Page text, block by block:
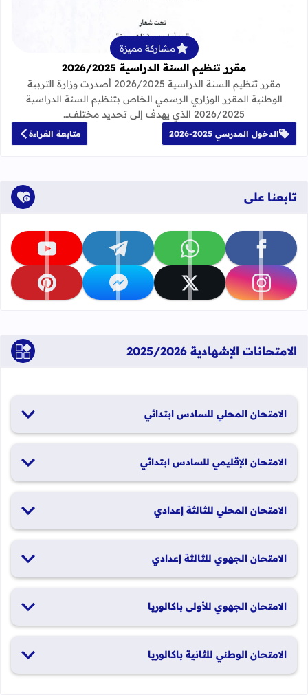
مشاركة مميزة
مقرر تنظيم السنة الدراسية 2026/2025
مقرر تنظيم السنة الدراسية 2026/2025 أصدرت وزارة التربية
الوطنية المقرر الوزاري الرسمي الخاص بتنظيم السنة الدراسية
2026/2025 الذي يهدف إلى تحديد مختلف…
الدخول المدرسي 2025-2026 متابعة القراءة
تابعنا على
تابعنا على facebook تابعنا على whatsapp تابعنا على telegram تابعنا على youtube
تابعنا على instagram تابعنا على x تابعنا على messenger تابعنا على pinterest
الامتحانات الإشهادية 2025/2026
الامتحان المحلي للسادس ابتدائي
الامتحان الإقليمي للسادس ابتدائي
الامتحان المحلي للثالثة إعدادي
الامتحان الجهوي للثالثة إعدادي
الامتحان الجهوي للأولى باكالوريا
2026
الامتحان الوطني للثانية باكالوريا